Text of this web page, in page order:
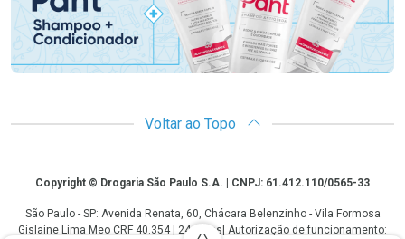
Voltar ao Topo
CopyrightCopyright © Drogaria São Paulo S.A. | CNPJ: 61.412.110/0565-33
São Paulo - SP: Avenida Renata, 60, Chácara Belenzinho - Vila Formosa
Gislaine Lima Meo CRF 40.354 | 24 horas| Autorização de funcionamento: